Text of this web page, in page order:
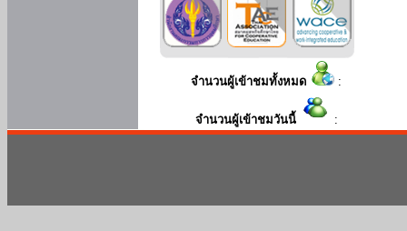
จำนวนผู้เข้าชมทั้งหมด :
จำนวนผู้เข้าชมวันนี้ :